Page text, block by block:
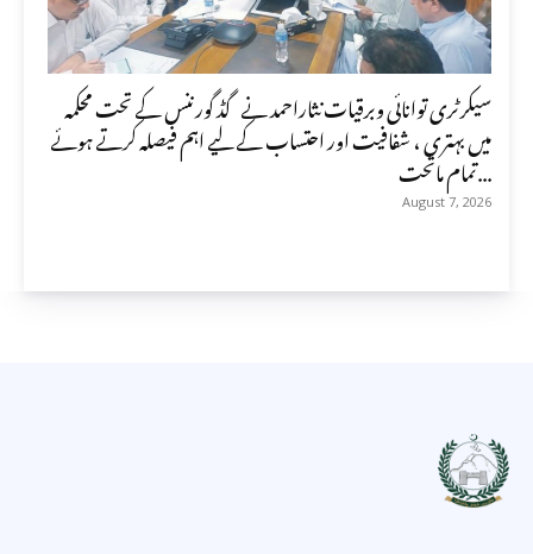
سیکرٹری توانائی وبرقیات نثاراحمد نے گڈ گورننس کے تحت محکمہ
میں بہتری ، شفافیت اور احتساب کے لیے اہم فیصلہ کرتے ہوئے
تمام ماتحت...
August 7, 2026